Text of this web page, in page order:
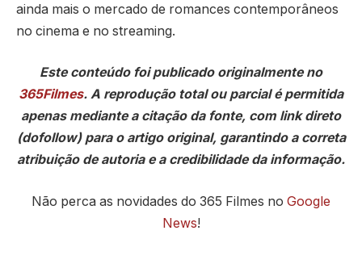
ainda mais o mercado de romances contemporâneos
no cinema e no streaming.
Este conteúdo foi publicado originalmente no
365Filmes. A reprodução total ou parcial é permitida
apenas mediante a citação da fonte, com link direto
(dofollow) para o artigo original, garantindo a correta
atribuição de autoria e a credibilidade da informação.
Não perca as novidades do 365 Filmes no Google
News!